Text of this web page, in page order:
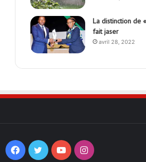
La distinction de
fait jaser
avril 28, 2022
Facebook
TwitterYouTubeInstagram